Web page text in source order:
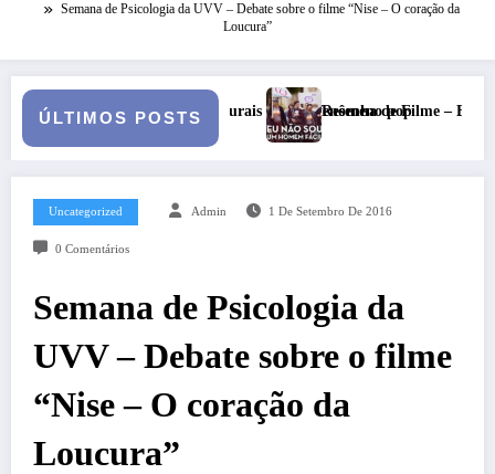
Semana de Psicologia da UVV – Debate sobre o filme “Nise – O coração da
Loucura”
ÚLTIMOS POSTS
em um fenômeno pop
Resenha de Filme – Eu não sou um homem fácil
Uncategorized Admin 1 De Setembro De 2016
0 Comentários
Semana de Psicologia da
UVV – Debate sobre o filme
“Nise – O coração da
Loucura”